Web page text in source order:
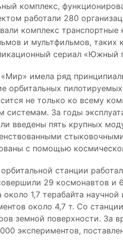
комплекс,
работали 280
комплекс
и мультфильмов, таких
сериал «Южный
имела ряд
орбитальных
не только ко всему
системам. За годы
введены пять крупных
с помощью
орбитальной станции
29 космонавтов и
около 1,7 терабайта
около 4,7 т. Со
земной поверхности. За
экспериментов,